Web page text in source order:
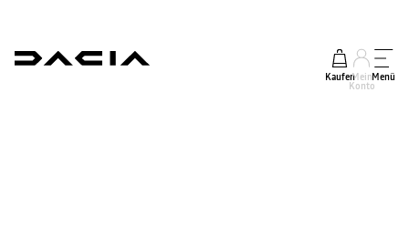
KaufenMein
Konto
Menü